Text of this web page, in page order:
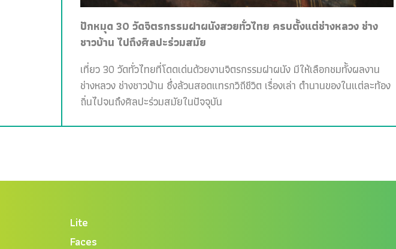
ปักหมุด 30 วัดจิตรกรรมฝาผนังสวยทั่วไทย ครบตั้งแต่ช่างหลวง ช่าง
ชาวบ้าน ไปถึงศิลปะร่วมสมัย
เที่ยว 30 วัดทั่วไทยที่โดดเด่นด้วยงานจิตรกรรมฝาผนัง มีให้เลือกชมทั้งผลงาน
ช่างหลวง ช่างชาวบ้าน ซึ่งล้วนสอดแทรกวิถีชีวิต เรื่องเล่า ตำนานของในแต่ละท้อง
ถิ่นไปจนถึงศิลปะร่วมสมัยในปัจจุบัน
Lite
Faces